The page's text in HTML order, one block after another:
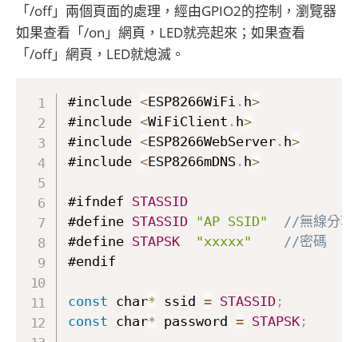
「/off」兩個頁面的處理，經由GPIO2的控制，瀏覽器
如果查看「/on」網頁，LED就亮起來；如果查看
「/off」網頁，LED就熄滅。
#include <ESP8266WiFi . h>
#include <WiFiClient . h>
#include <ESP8266WebServer. h>
#include <ESP8266mDNS . h>
#ifndef STASSID
#define STASSID "AP SSID"
//無線分享
#define STAPSK "xxxxx"
//密碼
#endif
const char* ssid = STASSID;
const char* password = STAPSK;